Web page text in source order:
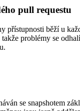
pull requestu
přístupnosti běží u
problémy se
se snapshotem